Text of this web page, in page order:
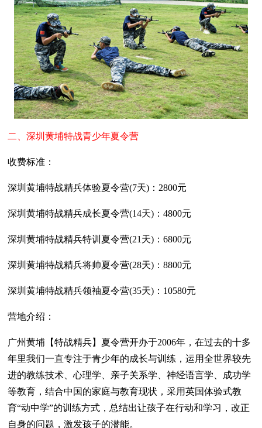
二、深圳黄埔特战青少年夏令营
收费标准：
深圳黄埔特战精兵体验夏令营(7天)：2800元
深圳黄埔特战精兵成长夏令营(14天)：4800元
深圳黄埔特战精兵特训夏令营(21天)：6800元
深圳黄埔特战精兵将帅夏令营(28天)：8800元
深圳黄埔特战精兵领袖夏令营(35天)：10580元
营地介绍：
广州黄埔【特战精兵】夏令营开办于2006年，在过去的十多
年里我们一直专注于青少年的成长与训练，运用全世界较先
进的教练技术、心理学、亲子关系学、神经语言学、成功学
等教育，结合中国的家庭与教育现状，采用英国体验式教
育“动中学”的训练方式，总结出让孩子在行动和学习，改正
自身的问题，激发孩子的潜能。